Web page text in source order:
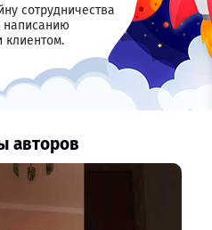
сотрудничества
написанию
клиентом.
авторов